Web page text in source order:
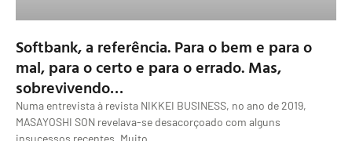
Softbank, a referência. Para o bem e para o
mal, para o certo e para o errado. Mas,
sobrevivendo…
Numa entrevista à revista NIKKEI BUSINESS, no ano de 2019,
MASAYOSHI SON revelava-se desacorçoado com alguns
insucessos recentes. Muito